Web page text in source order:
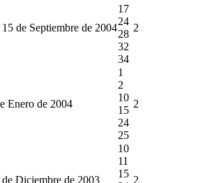
de Septiembre de 2004
17
24
28
32
34
2
Enero de 2004
1
2
10
15
24
25
2
de Diciembre de 2003
10
11
15
2